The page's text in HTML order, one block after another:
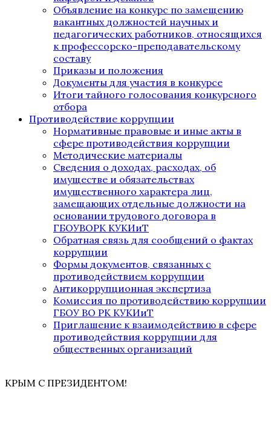
Объявление на конкурс по замещению
вакантных должностей научных и
педагогических работников, относящихся
к профессорско-преподавательскому
составу
Приказы и положения
Документы для участия в конкурсе
Итоги тайного голосования конкурсного
отбора
Противодействие коррупции
Нормативные правовые и иные акты в
сфере противодействия коррупции
Методические материалы
Сведения о доходах, расходах, об
имуществе и обязательствах
имущественного характера лиц,
замещающих отдельные должности на
основании трудового договора в
ГБОУВОРК КУКИиТ
Обратная связь для сообщений о фактах
коррупции
Формы документов, связанных с
противодействием коррупции
Антикоррупционная экспертиза
Комиссия по противодействию коррупции
ГБОУ ВО РК КУКИиТ
Приглашение к взаимодействию в сфере
противодействия коррупции для
общественных организаций
КРЫМ С ПРЕЗИДЕНТОМ!